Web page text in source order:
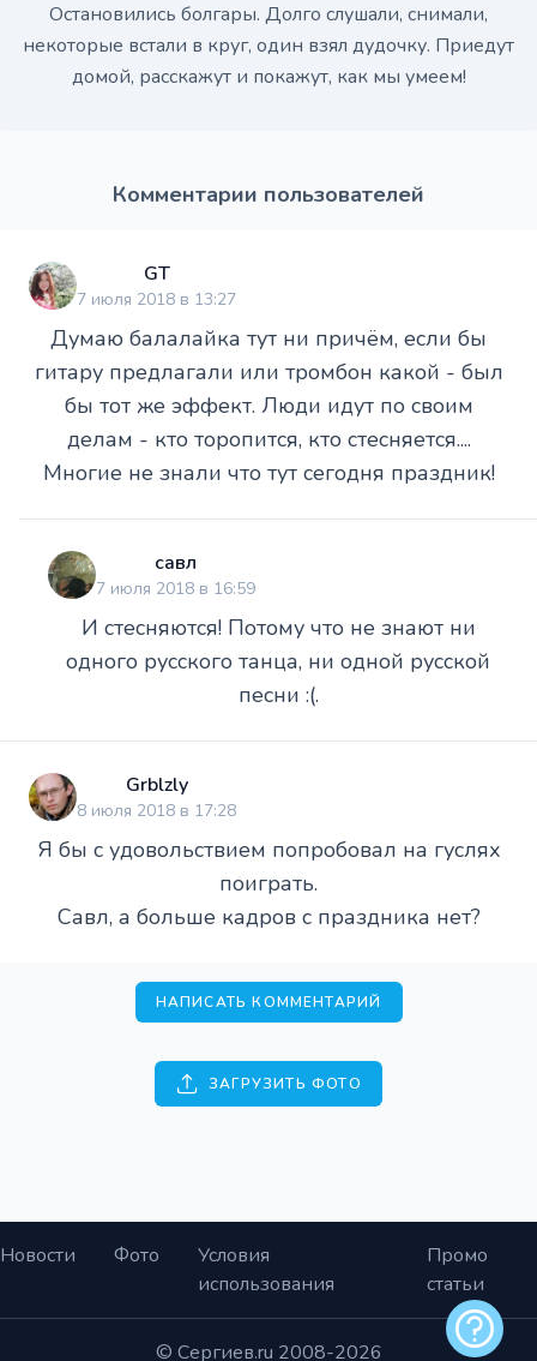
Остановились болгары. Долго слушали, снимали,
некоторые встали в круг, один взял дудочку. Приедут
домой, расскажут и покажут, как мы умеем!
Комментарии пользователей
GT
7 июля 2018 в 13:27
Думаю балалайка тут ни причём, если бы
гитару предлагали или тромбон какой - был
бы тот же эффект. Люди идут по своим
делам - кто торопится, кто стесняется....
Многие не знали что тут сегодня праздник!
савл
7 июля 2018 в 16:59
И стесняются! Потому что не знают ни
одного русского танца, ни одной русской
песни :(.
Grblzly
8 июля 2018 в 17:28
Я бы с удовольствием попробовал на гуслях
поиграть.
Савл, а больше кадров с праздника нет?
НАПИСАТЬ КОММЕНТАРИЙ
ЗАГРУЗИТЬ ФОТО
Новости Фото
Условия
использования
Промо
статьи
© Сергиев.ru 2008-2026